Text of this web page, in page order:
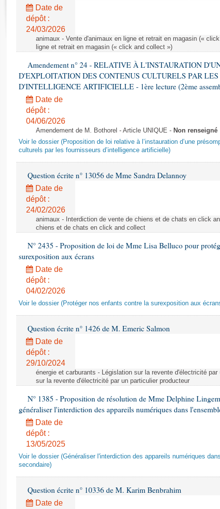
Rapports législatifs
Rapports sur l'application des lois
Baromètre de l’application des lois
Dossiers législatifs
Budget et sécurité sociale
Questions écrites et orales
Comptes rendus des débats
Date de
dépôt :
24/03/2026
animaux - Vente d'animaux en ligne et retrait en magasin («
ligne et retrait en magasin (« click and collect »)
Amendement n° 24 - RELATIVE À L'INSTAURATION
D'EXPLOITATION DES CONTENUS CULTURELS PAR LES
D'INTELLIGENCE ARTIFICIELLE - 1ère lecture (2ème
Date de
dépôt :
04/06/2026
Amendement de M. Bothorel - Article UNIQUE - Non renseigné
Voir le dossier (Proposition de loi relative à l’instauration d’une
culturels par les fournisseurs d’intelligence artificielle)
Question écrite n° 13056 de Mme Sandra Delannoy
Date de
dépôt :
24/02/2026
animaux - Interdiction de vente de chiens et de chats en click
chiens et de chats en click and collect
N° 2435 - Proposition de loi de Mme Lisa Belluco pour
surexposition aux écrans
Date de
dépôt :
04/02/2026
Voir le dossier (Protéger nos enfants contre la surexposition aux
Question écrite n° 1426 de M. Emeric Salmon
Date de
dépôt :
29/10/2024
énergie et carburants - Législation sur la revente d'électricité
sur la revente d'électricité par un particulier producteur
N° 1385 - Proposition de résolution de Mme Delphine
généraliser l'interdiction des appareils numériques dans
Date de
dépôt :
13/05/2025
Voir le dossier (Généraliser l'interdiction des appareils numériques
secondaire)
Question écrite n° 10336 de M. Karim Benbrahim
Date de